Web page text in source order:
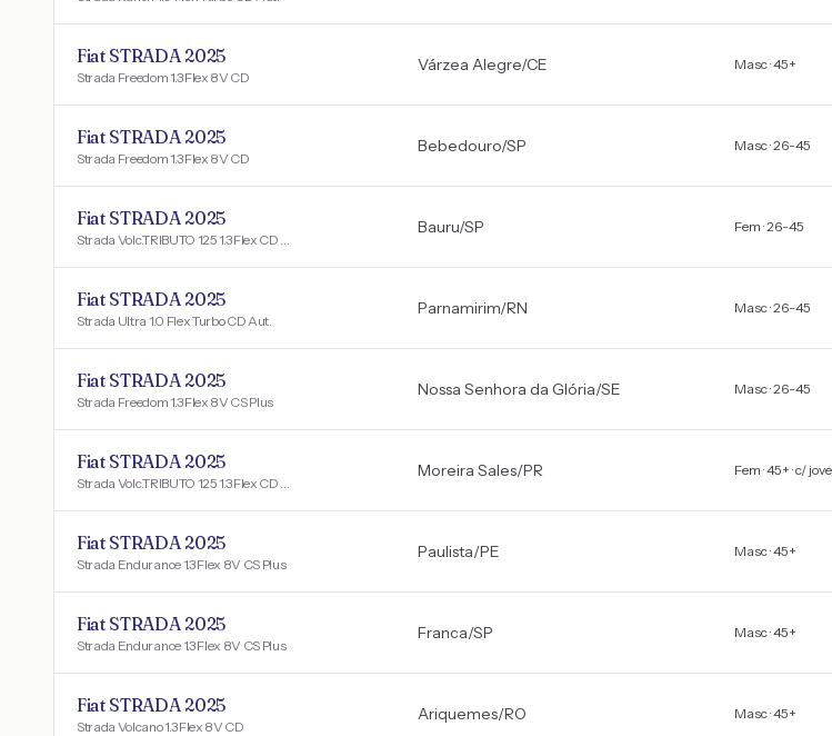
Fiat STRADA 2025
Strada Freedom 1.3 Flex 8V CD
Várzea Alegre/CE Masc · 45+
Fiat STRADA 2025
Strada Freedom 1.3 Flex 8V CD
Bebedouro/SP Masc · 26-45
Fiat STRADA 2025
Strada Volc.TRIBUTO 125 1.3 Flex CD Aut.
Bauru/SP Fem · 26-45
Fiat STRADA 2025
Strada Ultra 1.0 Flex Turbo CD Aut.
Parnamirim/RN Masc · 26-45
Fiat STRADA 2025
Strada Freedom 1.3 Flex 8V CS Plus
Nossa Senhora da Glória/SE Masc · 26-45
Fiat STRADA 2025
Strada Volc.TRIBUTO 125 1.3 Flex CD Aut.
Moreira Sales/PR Fem · 45+ · c/
Fiat STRADA 2025
Strada Endurance 1.3 Flex 8V CS Plus
Paulista/PE Masc · 45+
Fiat STRADA 2025
Strada Endurance 1.3 Flex 8V CS Plus
Franca/SP Masc · 45+
Fiat STRADA 2025
Strada Volcano 1.3 Flex 8V CD
Ariquemes/RO Masc · 45+